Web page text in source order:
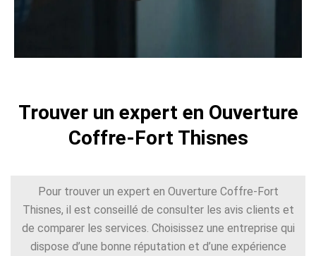
Trouver un expert en Ouverture
Coffre-Fort Thisnes
Pour trouver un expert en Ouverture Coffre-Fort
Thisnes, il est conseillé de consulter les avis clients et
de comparer les services. Choisissez une entreprise qui
dispose d’une bonne réputation et d’une expérience